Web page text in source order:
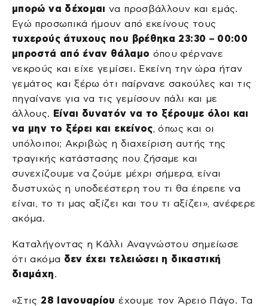
μπορώ να δέχομαι να προσβάλλουν και εμάς.
Εγώ προσωπικά ήμουν από εκείνους τους
τυχερούς άτυχους που βρέθηκα 23:30 – 00:00
μπροστά από έναν θάλαμο όπου φέρνανε
νεκρούς και είχε γεμίσει. Εκείνη την ώρα ήταν
γεμάτος και ξέρω ότι παίρνανε σακούλες και τις
πηγαίνανε για να τις γεμίσουν πάλι και με
άλλους. Είναι δυνατόν να το ξέρουμε όλοι και
να μην το ξέρει και εκείνος, όπως και οι
υπόλοιποι; Ακριβώς η διαχείριση αυτής της
τραγικής κατάστασης που ζήσαμε και
συνεχίζουμε να ζούμε μέχρι σήμερα, είναι
δυστυχώς η υποδεέστερη του τι θα έπρεπε να
είναι, το τι μας αξίζει και του τι αξίζει», ανέφερε
ακόμα.
Καταλήγοντας η Κάλλι Αναγνώστου σημείωσε
ότι ακόμα δεν έχει τελειώσει η δικαστική
διαμάχη.
«Στις 28 Ιανουαρίου έχουμε τον Άρειο Πάγο. Τα